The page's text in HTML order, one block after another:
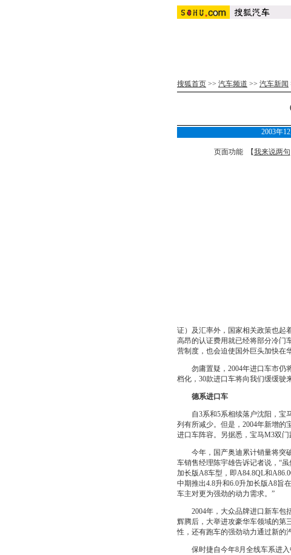
搜狐首页 >> 汽车频道 >> 汽车新闻
2003年
页面功能 【我来说两句
证）及汇率外，国家相关政策也起
高昂的认证费用就已经将部分冷门
营制度，也会迫使国外巨头加快在
勿庸置疑，2004年进口车市仍
档化，30款进口车将向我们缓缓驶来
德系进口车
自3系和5系相续落户沈阳，宝马
列有所减少。但是，2004年新增的
进口车阵容。另据悉，宝马M3双门
今年，国产奥迪累计销量将突破
车销售经理陈宇雄告诉记者说，“
加长版A8车型，即A84.8QL和
中期推出4.8升和6.0升加长版A8旨
车主对更为强劲的动力需求。”
2004年，大众品牌进口新车包括
辉腾后，大举进攻豪华车领域的第
性，还有跑车的强劲动力通过新的
保时捷自今年8月全线车系进入